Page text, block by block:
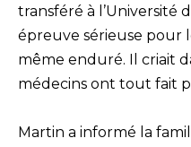
transféré à l’Université
épreuve sérieuse pour
même enduré. Il criait
médecins ont tout fait
Martin a informé la